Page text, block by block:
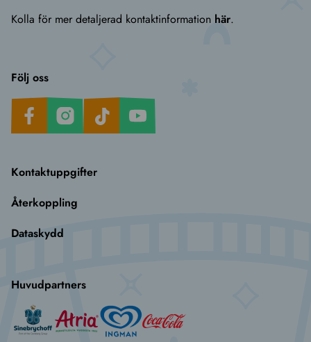
Kolla för mer detaljerad kontaktinformation här.
Kontaktuppgifter
Återkoppling
Dataskydd
Följ oss
FacebookInstagramTikTok Youtube
Huvudpartners